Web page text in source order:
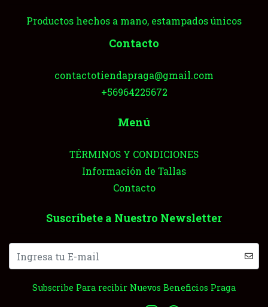
Productos hechos a mano, estampados únicos
Contacto
contactotiendapraga@gmail.com
+56964225672
Menú
TÉRMINOS Y CONDICIONES
Información de Tallas
Contacto
Suscríbete a Nuestro Newsletter
Subscribe Para recibir Nuevos Beneficios Praga